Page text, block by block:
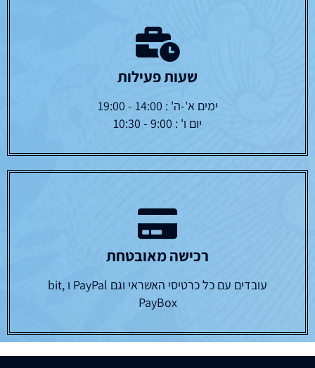
שעות פעילות
ימים א'-ה' : 14:00 - 19:00
יום ו' : 9:00 - 10:30
רכישה מאובטחת
עובדים עם כל כרטיסי האשראי וגם PayPal ו bit,
PayBox